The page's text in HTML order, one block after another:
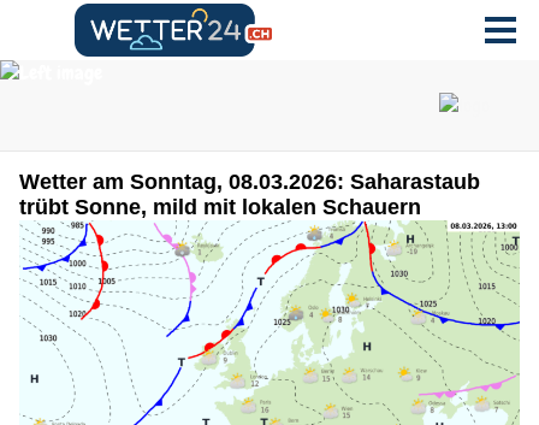
Wetter am Sonntag, 08.03.2026: Saharastaub
trübt Sonne, mild mit lokalen Schauern